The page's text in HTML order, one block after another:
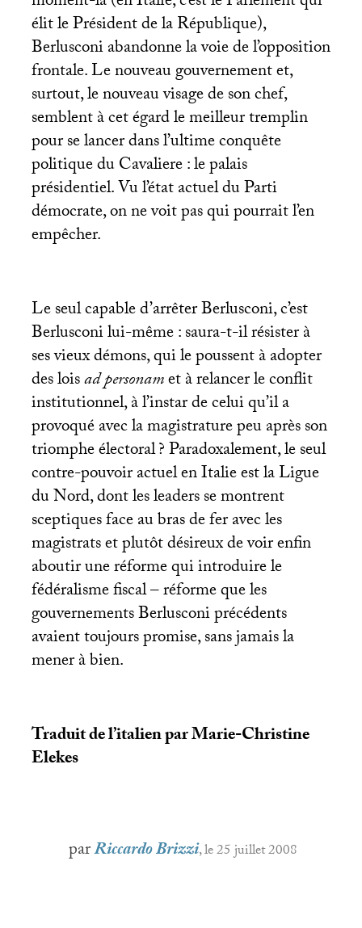
élit le Président de la République),
Berlusconi abandonne la voie de l’opposition
frontale. Le nouveau gouvernement et,
surtout, le nouveau visage de son chef,
semblent à cet égard le meilleur tremplin
pour se lancer dans l’ultime conquête
politique du Cavaliere : le palais
présidentiel. Vu l’état actuel du Parti
démocrate, on ne voit pas qui pourrait l’en
empêcher.
Le seul capable d’arrêter Berlusconi, c’est
Berlusconi lui-même : saura-t-il résister à
ses vieux démons, qui le poussent à adopter
des loisad personamet à relancer le conflit
institutionnel, à l’instar de celui qu’il a
provoqué avec la magistrature peu après son
triomphe électoral? Paradoxalement, le seul
contre-pouvoir actuel en Italie est la Ligue
du Nord, dont les leaders se montrent
sceptiques face au bras de fer avec les
magistrats et plutôt désireux de voir enfin
aboutir une réforme qui introduire le
fédéralisme fiscal – réforme que les
gouvernements Berlusconi précédents
avaient toujours promise, sans jamais la
mener à bien.
Traduit de l’italien par Marie-Christine
Elekes
parRiccardo Brizzi, le 25 juillet 2008